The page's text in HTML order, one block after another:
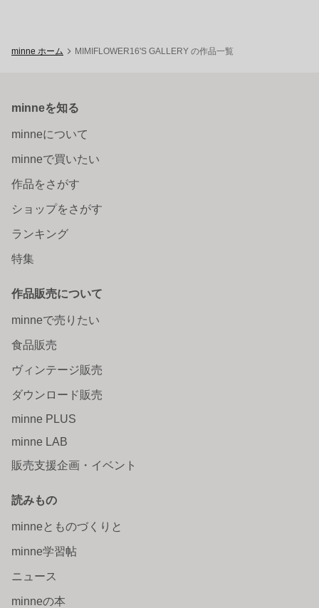
minne ホーム MIMIFLOWER16'S GALLERY の作品一覧
minneを知る
minneについて
minneで買いたい
作品をさがす
ショップをさがす
ランキング
特集
作品販売について
minneで売りたい
食品販売
ヴィンテージ販売
ダウンロード販売
minne PLUS
minne LAB
販売支援企画・イベント
読みもの
minneとものづくりと
minne学習帖
ニュース
minneの本